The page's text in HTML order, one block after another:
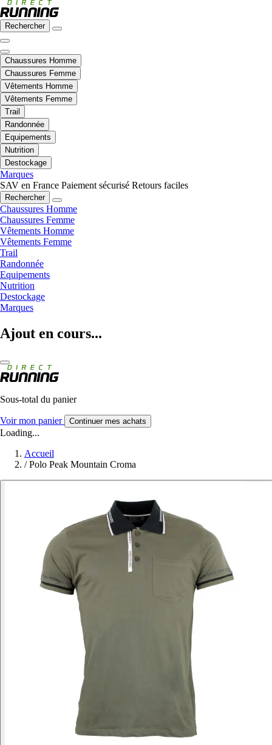
Rechercher
Chaussures Homme
Chaussures Femme
Vêtements Homme
Vêtements Femme
Trail
Randonnée
Equipements
Nutrition
Destockage
Marques
SAV en France Paiement sécurisé Retours faciles
Rechercher
Chaussures Homme
Chaussures Femme
Vêtements Homme
Vêtements Femme
Trail
Randonnée
Equipements
Nutrition
Destockage
Marques
Ajout en cours...
Sous-total du panier
Voir mon panier Continuer mes achats
Loading...
Accueil
/ Polo Peak Mountain Croma